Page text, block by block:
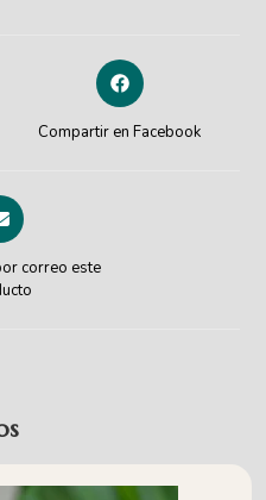
Compartir en Facebook
correo este